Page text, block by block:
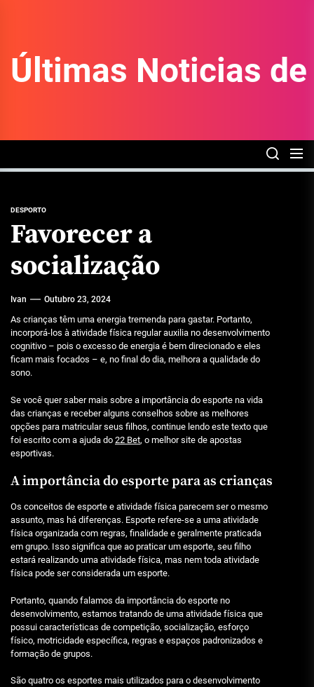
content
Últimas Noticias
DESPORTO
Favorecer a
socialização
Ivan Outubro 23, 2024
As crianças têm uma energia tremenda para gastar. Portanto,
incorporá-los à atividade física regular auxilia no desenvolvimento
cognitivo – pois o excesso de energia é bem direcionado e eles
ficam mais focados – e, no final do dia, melhora a qualidade do
sono.
Se você quer saber mais sobre a importância do esporte na vida
das crianças e receber alguns conselhos sobre as melhores
opções para matricular seus filhos, continue lendo este texto que
foi escrito com a ajuda do 22 Bet, o melhor site de apostas
esportivas.
A importância do esporte para as crianças
Os conceitos de esporte e atividade física parecem ser o mesmo
assunto, mas há diferenças. Esporte refere-se a uma atividade
física organizada com regras, finalidade e geralmente praticada
em grupo. Isso significa que ao praticar um esporte, seu filho
estará realizando uma atividade física, mas nem toda atividade
física pode ser considerada um esporte.
Portanto, quando falamos da importância do esporte no
desenvolvimento, estamos tratando de uma atividade física que
possui características de competição, socialização, esforço
físico, motricidade específica, regras e espaços padronizados e
formação de grupos.
São quatro os esportes mais utilizados para o desenvolvimento